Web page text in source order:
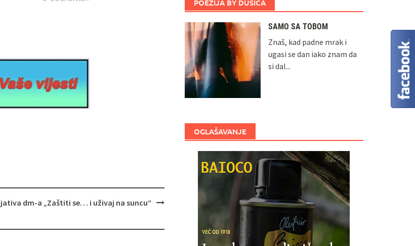
dm-a „Zaštiti se… i uživaj na suncu“
POEZIJA BY DUŠICA
SAMO SA TOBOM
Znaš, kad padne mrak i
ugasi se dan iako znam da
si dal...
OGLAŠAVANJE